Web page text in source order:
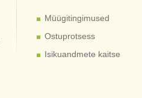
Müügitingimused
Ostuprotsess
Isikuandmete kaitse